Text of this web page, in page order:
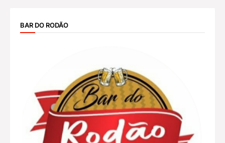
BAR DO RODÃO